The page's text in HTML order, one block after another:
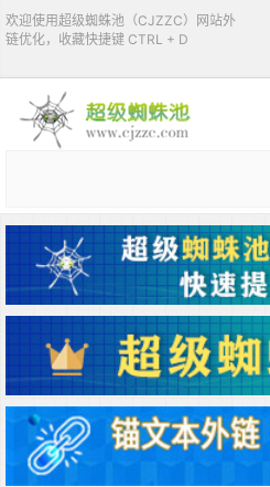
欢迎使用超级蜘蛛池（CJZZC）网站外
链优化，收藏快捷键 CTRL + D